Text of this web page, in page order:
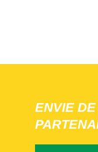
ENVIE